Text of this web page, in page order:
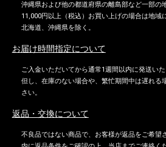
沖縄県および他の都道府県の離島部など一部の
11,000円以上（税込）お買い上げの場合は地域
北海道、沖縄県を除く。
お届け時間指定について
ご入金いただいてから通常1週間以内に発送いた
但し、在庫のない場合や、繁忙期間中は遅れる
さい。
返品・交換について
不良品ではない商品で、お客様が返品をご希望